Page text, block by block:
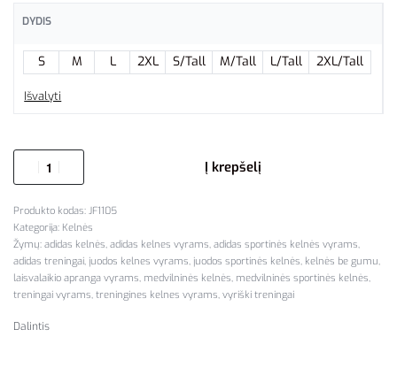
DYDIS
S M L 2XL S/Tall M/Tall L/Tall 2XL/Tall
Išvalyti
Į krepšelį
JF1105
Kategorija: Kelnės
Žymų: adidas kelnės, adidas kelnes vyrams, adidas sportinės kelnės vyrams,
adidas treningai, juodos kelnes vyrams, juodos sportinės kelnės, kelnės be gumu,
laisvalaikio apranga vyrams, medvilninės kelnės, medvilninės sportinės kelnės,
treningai vyrams, treningines kelnes vyrams, vyriški treningai
Dalintis